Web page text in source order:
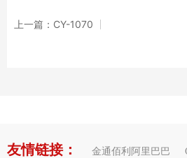
上一篇：CY-1070
友情链接： 金通佰利阿里巴巴